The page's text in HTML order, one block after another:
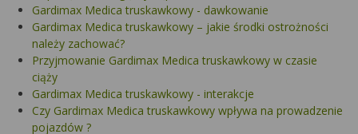
Gardimax Medica truskawkowy - dawkowanie
Gardimax Medica truskawkowy – jakie środki ostrożności
należy zachować?
Przyjmowanie Gardimax Medica truskawkowy w czasie
ciąży
Gardimax Medica truskawkowy - interakcje
Czy Gardimax Medica truskawkowy wpływa na prowadzenie
pojazdów ?